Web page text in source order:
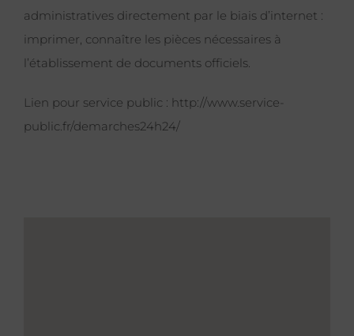
administratives directement par le biais d’internet :
imprimer, connaître les pièces nécessaires à
l’établissement de documents officiels.
Lien pour service public : http://www.service-
public.fr/demarches24h24/